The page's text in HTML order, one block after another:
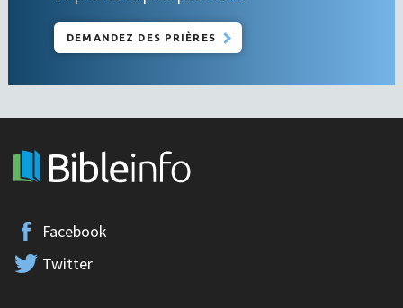
DEMANDEZ DES PRIÈRES
Facebook
Twitter